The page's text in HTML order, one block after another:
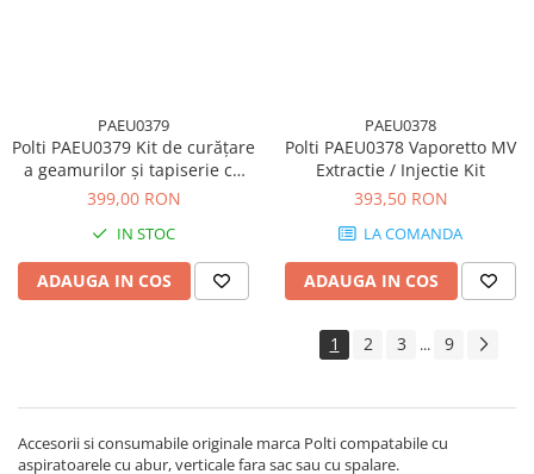
PAEU0379
Polti PAEU0379 Kit de curățare
a geamurilor și tapiserie cu
aspirație și abur pentru
399,00 RON
IN STOC
ADAUGA IN COS
PAEU0378
Polti PAEU0378 Vaporetto MV
Extractie / Injectie Kit
393,50 RON
LA COMANDA
ADAUGA IN COS
1 2 3 ... 9
Accesorii si consumabile originale marca Polti compatabile cu
aspiratoarele cu abur, verticale fara sac sau cu spalare.